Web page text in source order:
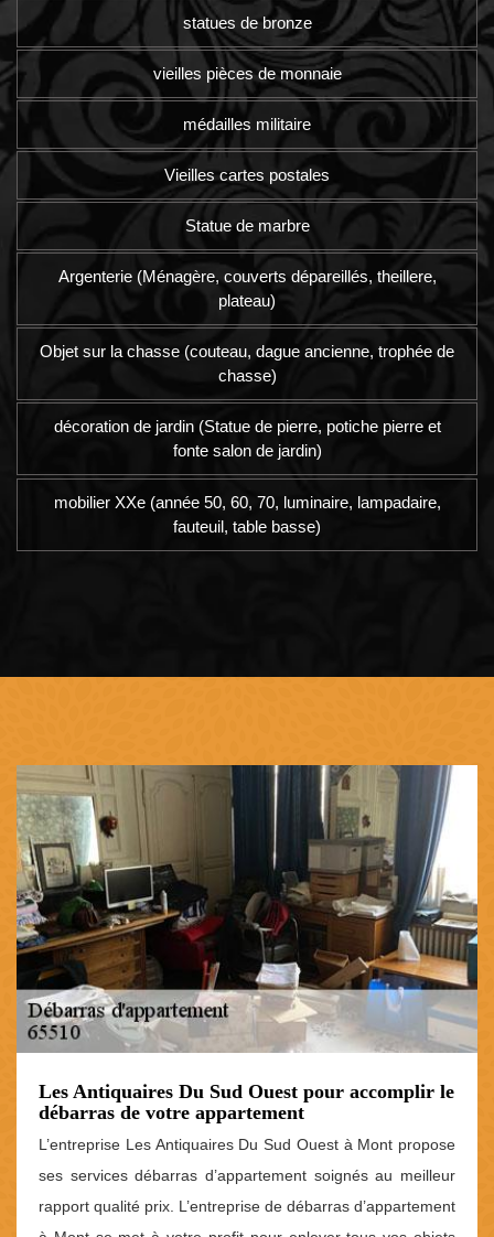
statues de bronze
vieilles pièces de monnaie
médailles militaire
Vieilles cartes postales
Statue de marbre
Argenterie (Ménagère, couverts dépareillés, theillere,
plateau)
Objet sur la chasse (couteau, dague ancienne, trophée de
chasse)
décoration de jardin (Statue de pierre, potiche pierre et
fonte salon de jardin)
mobilier XXe (année 50, 60, 70, luminaire, lampadaire,
fauteuil, table basse)
Les Antiquaires Du Sud Ouest pour accomplir le
débarras de votre appartement
L’entreprise Les Antiquaires Du Sud Ouest à Mont propose
ses services débarras d’appartement soignés au meilleur
rapport qualité prix. L’entreprise de débarras d’appartement